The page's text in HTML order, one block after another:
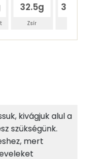
32.5g
Zsír
455 kcal
67%
Víz
kivágjuk alul a
szükségünk.
mert